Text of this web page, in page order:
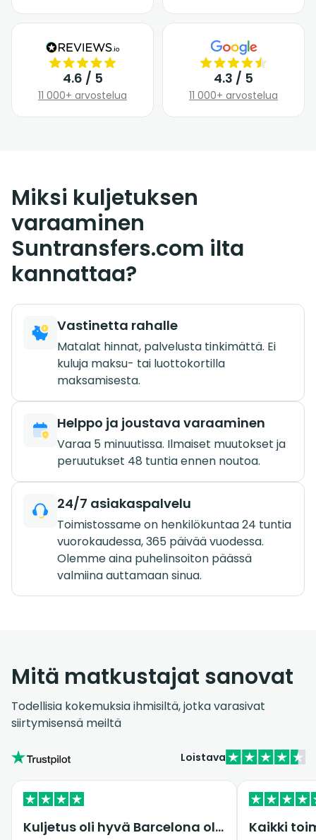
4.6 / 5
11 000+ arvostelua
4.3 / 5
11 000+ arvostelua
Miksi kuljetuksen
varaaminen
Suntransfers.com ilta
kannattaa?
Vastinetta rahalle
Matalat hinnat, palvelusta tinkimättä. Ei
kuluja maksu- tai luottokortilla
maksamisesta.
Helppo ja joustava varaaminen
Varaa 5 minuutissa. Ilmaiset muutokset ja
peruutukset 48 tuntia ennen noutoa.
24/7 asiakaspalvelu
Toimistossame on henkilökuntaa 24 tuntia
vuorokaudessa, 365 päivää vuodessa.
Olemme aina puhelinsoiton päässä
valmiina auttamaan sinua.
Mitä matkustajat sanovat
Todellisia kokemuksia ihmisiltä, jotka varasivat
siirtymisensä meiltä
Loistava
Kuljetus oli hyvä Barcelona oli vähän…